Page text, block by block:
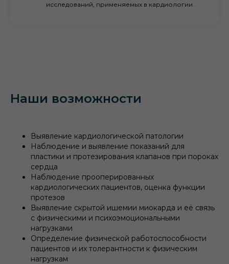
исследований, применяемых в кардиологии.
Наши возможности
Выявление кардиологической патологии
Наблюдение и выявление показаний для
пластики и протезирования клапанов при пороках
сердца
Наблюдение прооперированных
кардиологических пациентов, оценка функции
протезов
Выявление скрытой ишемии миокарда и её связь
с физическими и психоэмоциональными
нагрузками
Определение физической работоспособности
пациентов и их толерантности к физическим
нагрузкам